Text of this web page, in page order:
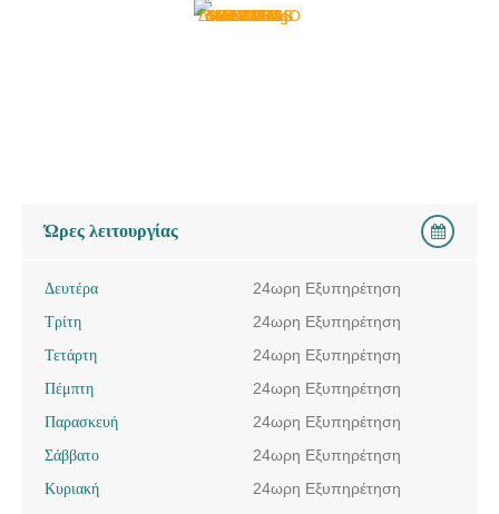
Ώρες λειτουργίας
Δευτέρα
24ωρη Εξυπηρέτηση
Τρίτη
24ωρη Εξυπηρέτηση
Τετάρτη
24ωρη Εξυπηρέτηση
Πέμπτη
24ωρη Εξυπηρέτηση
Παρασκευή
24ωρη Εξυπηρέτηση
Σάββατο
24ωρη Εξυπηρέτηση
Κυριακή
24ωρη Εξυπηρέτηση